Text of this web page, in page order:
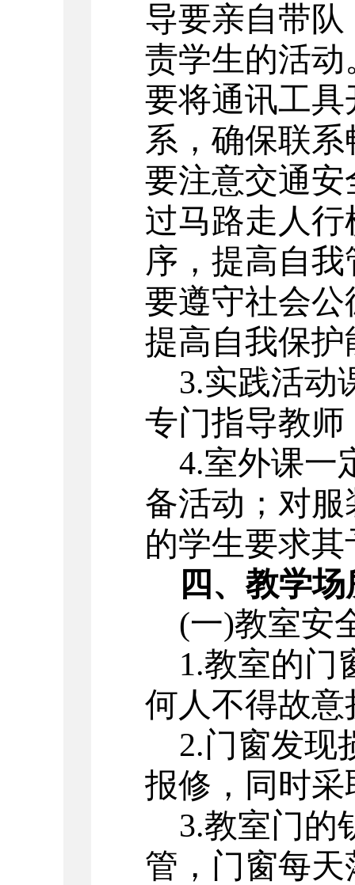
导要亲自带
责学生的活
要将通讯工
系，确保联
要注意交通
过马路走人
序，提高自
要遵守社会
提高自我保护
3.实践活动
专门指导教
4.室外课一
备活动；对
的学生要求
四、教学
(一)教室安
1.教室的门
何人不得故意
2.门窗发现
报修，同时
3.教室门的
管，门窗每